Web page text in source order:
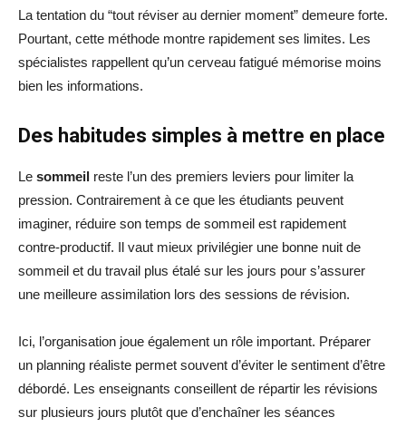
La tentation du “tout réviser au dernier moment” demeure forte.
Pourtant, cette méthode montre rapidement ses limites. Les
spécialistes rappellent qu’un cerveau fatigué mémorise moins
bien les informations.
Des habitudes simples à mettre en place
Le sommeil reste l’un des premiers leviers pour limiter la
pression. Contrairement à ce que les étudiants peuvent
imaginer, réduire son temps de sommeil est rapidement
contre-productif. Il vaut mieux privilégier une bonne nuit de
sommeil et du travail plus étalé sur les jours pour s’assurer
une meilleure assimilation lors des sessions de révision.
Ici, l’organisation joue également un rôle important. Préparer
un planning réaliste permet souvent d’éviter le sentiment d’être
débordé. Les enseignants conseillent de répartir les révisions
sur plusieurs jours plutôt que d’enchaîner les séances